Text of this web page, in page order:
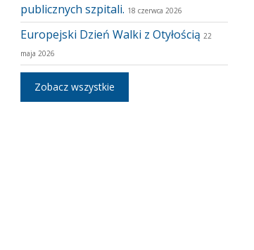
publicznych szpitali. 18 czerwca 2026
Europejski Dzień Walki z Otyłością 22
maja 2026
Zobacz wszystkie